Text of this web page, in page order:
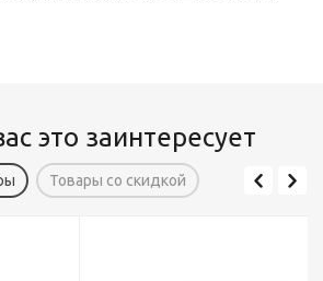
это заинтересует
Товары со скидкой